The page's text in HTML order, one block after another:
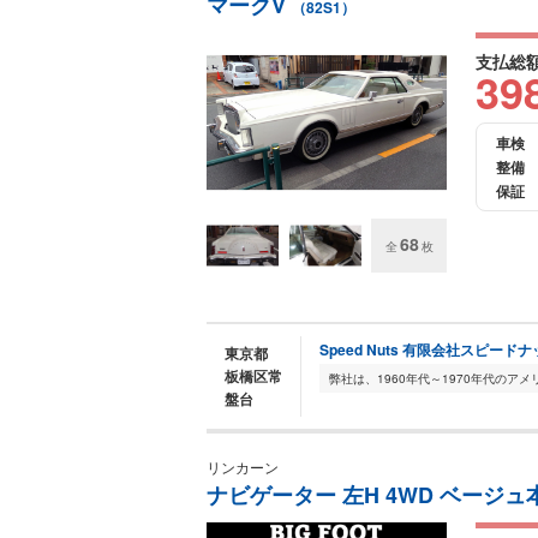
（82S1）
全 68枚
支払総
車検
整備
保証
東京都
板橋区常
盤台
Speed Nuts 有限会社スピードナ
リンカーン
ナビゲーター 左H 4WD ベージュ